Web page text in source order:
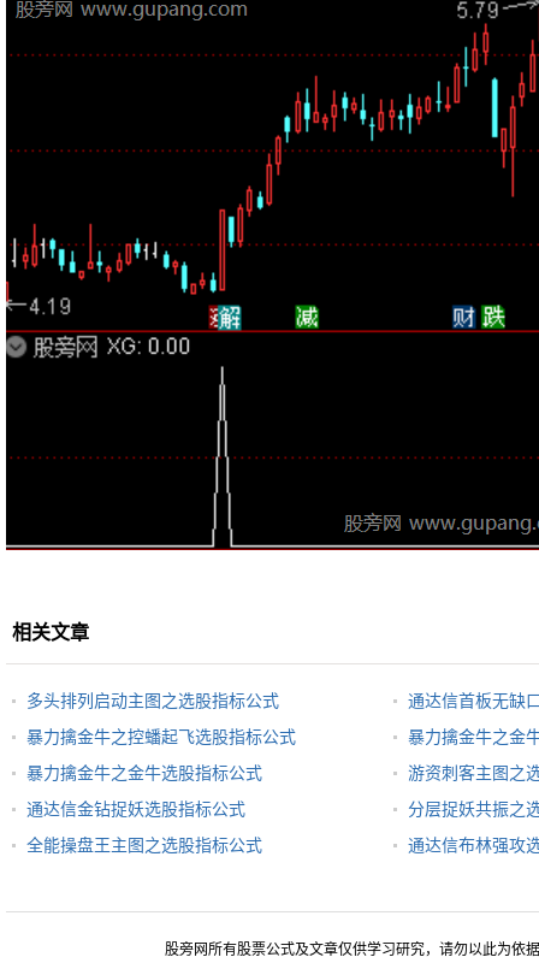
相关文章
多头排列启动主图之选股指标公式
通达信首板无缺
暴力擒金牛之控蟠起飞选股指标公式
暴力擒金牛之金
暴力擒金牛之金牛选股指标公式
游资刺客主图之
通达信金钻捉妖选股指标公式
分层捉妖共振之
全能操盘王主图之选股指标公式
通达信布林强攻
股旁网所有股票公式及文章仅供学习研究，请勿以此为依